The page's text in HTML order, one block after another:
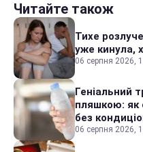
Читайте також
Тихе
уже кинула,
06 серпня 2026,
Геніальний
пляшкою: як
без
06 серпня 2026,